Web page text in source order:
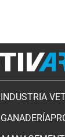
INDUSTRIA
GANADERÍA